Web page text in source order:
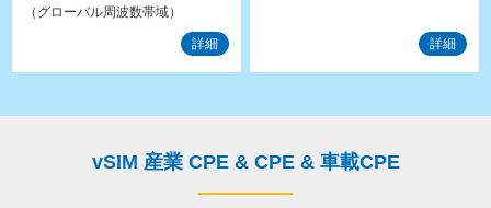
（グローバル周波数帯域）
詳細 詳細
vSIM 産業 CPE & CPE & 車載CPE